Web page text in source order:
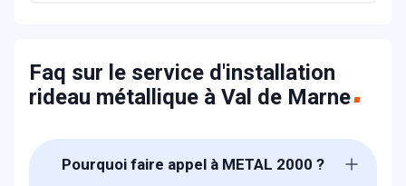
Faq sur le service d'installation
rideau métallique à Val de Marne
Pourquoi faire appel à METAL 2000 ?